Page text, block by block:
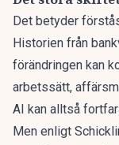
Det betyder
Historien från
förändringen kan
arbetssätt,
AI kan alltså
Men enligt